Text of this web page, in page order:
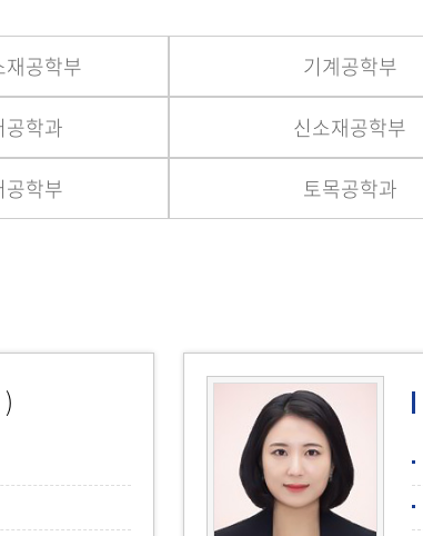
공학부 기계공학부
공학과 신소재공학부
공학부 토목공학과